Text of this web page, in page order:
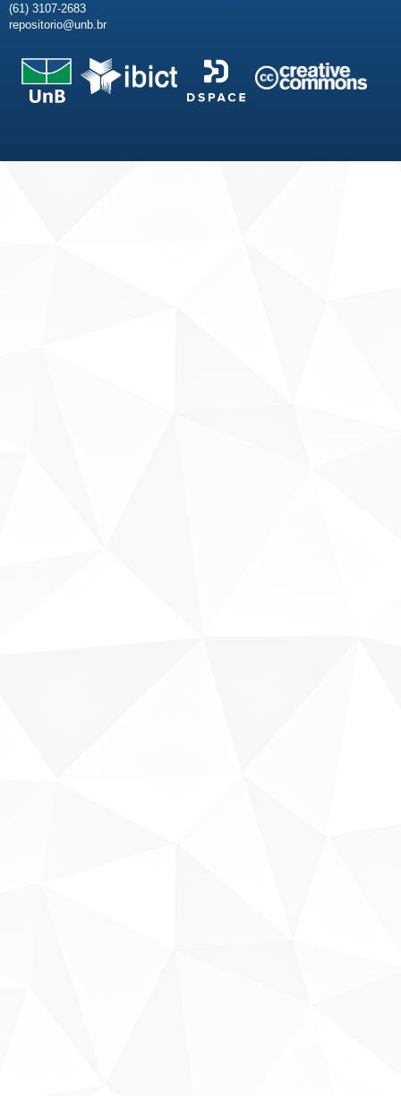
(61) 3107-2683
repositorio@unb.br